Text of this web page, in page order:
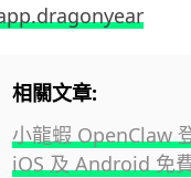
相關文章:
小龍蝦 OpenClaw
iOS 及 Android 免